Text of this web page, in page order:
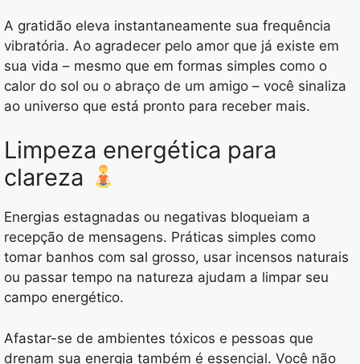
A gratidão eleva instantaneamente sua frequência
vibratória. Ao agradecer pelo amor que já existe em
sua vida – mesmo que em formas simples como o
calor do sol ou o abraço de um amigo – você sinaliza
ao universo que está pronto para receber mais.
Limpeza energética para
clareza
Energias estagnadas ou negativas bloqueiam a
recepção de mensagens. Práticas simples como
tomar banhos com sal grosso, usar incensos naturais
ou passar tempo na natureza ajudam a limpar seu
campo energético.
Afastar-se de ambientes tóxicos e pessoas que
drenam sua energia também é essencial. Você não